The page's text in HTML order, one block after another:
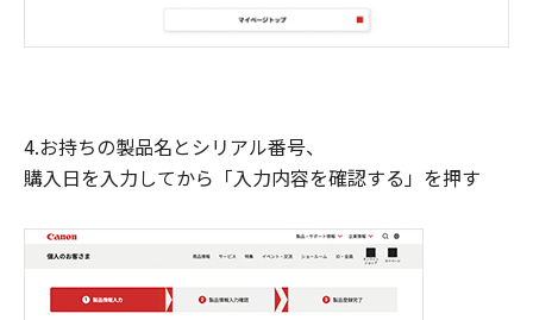
4.お持ちの製品名とシリアル番号、
購入日を入力してから「入力内容を確認する」を押す